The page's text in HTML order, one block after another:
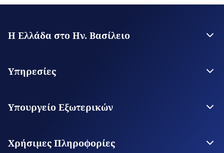
Η Ελλάδα στο Ην. Βασίλειο
Γενικό Προξενείο Μάντσεστερ
Υπηρεσίες
Υπηρεσίες για τον πολίτη
Υπουργείο Εξωτερικών
Οι Αρχές μας στον Κόσμο
Χρήσιμες Πληροφορίες